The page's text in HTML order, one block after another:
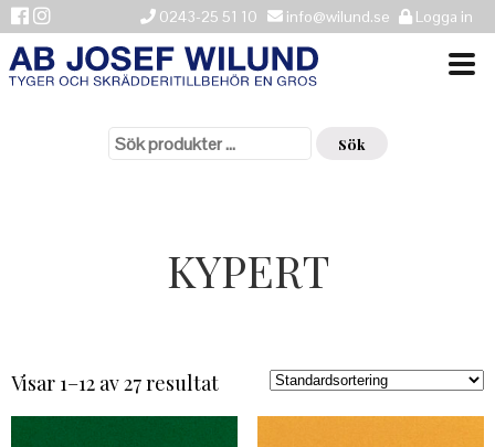
0243-25 51 10 info@wilund.se Logga in
VÄLKOMMEN
LEVERANSINFORMATION
efter:
Sök
KYPERT
Visar 1–12 av 27 resultat